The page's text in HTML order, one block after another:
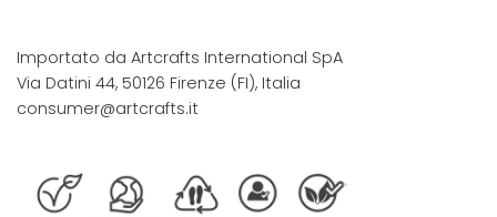
Importato da Artcrafts International SpA
Via Datini 44, 50126 Firenze (FI), Italia
consumer@artcrafts.it